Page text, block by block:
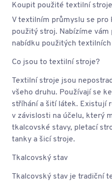
Koupit použité textilní
V textilním průmyslu se pro
použitý stroj. Nabízíme
nabídku použitých
Co jsou to textilní stroje?
Textilní stroje jsou
všeho druhu. Používají se
stříhání a šití látek. Existují
v závislosti na účelu, který
tkalcovské stavy, pletací
tanky a šicí stroje.
Tkalcovský stav
Tkalcovský stav je tradiční